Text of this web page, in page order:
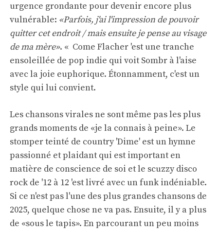
urgence grondante pour devenir encore plus
vulnérable: «Parfois, j'ai l'impression de pouvoir
quitter cet endroit / mais ensuite je pense au visage
de ma mère». « Come Flacher 'est une tranche
ensoleillée de pop indie qui voit Sombr à l'aise
avec la joie euphorique. Étonnamment, c'est un
style qui lui convient.
Les chansons virales ne sont même pas les plus
grands moments de «je la connais à peine». Le
stomper teinté de country 'Dime' est un hymne
passionné et plaidant qui est important en
matière de conscience de soi et le scuzzy disco
rock de '12 à 12 'est livré avec un funk indéniable.
Si ce n'est pas l'une des plus grandes chansons de
2025, quelque chose ne va pas. Ensuite, il y a plus
de «sous le tapis». En parcourant un peu moins